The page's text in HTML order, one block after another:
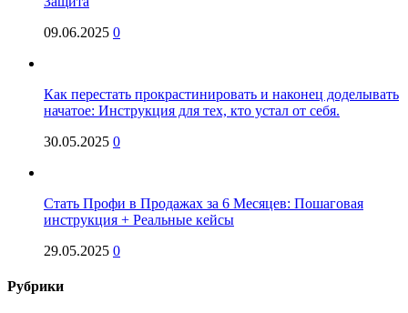
09.06.2025 0
Как перестать прокрастинировать и наконец доделывать
начатое: Инструкция для тех, кто устал от себя.
30.05.2025 0
Стать Профи в Продажах за 6 Месяцев: Пошаговая
инструкция + Реальные кейсы
29.05.2025 0
Рубрики